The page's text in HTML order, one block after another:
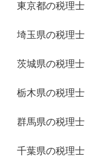
東京都の税理士
埼玉県の税理士
茨城県の税理士
栃木県の税理士
群馬県の税理士
千葉県の税理士